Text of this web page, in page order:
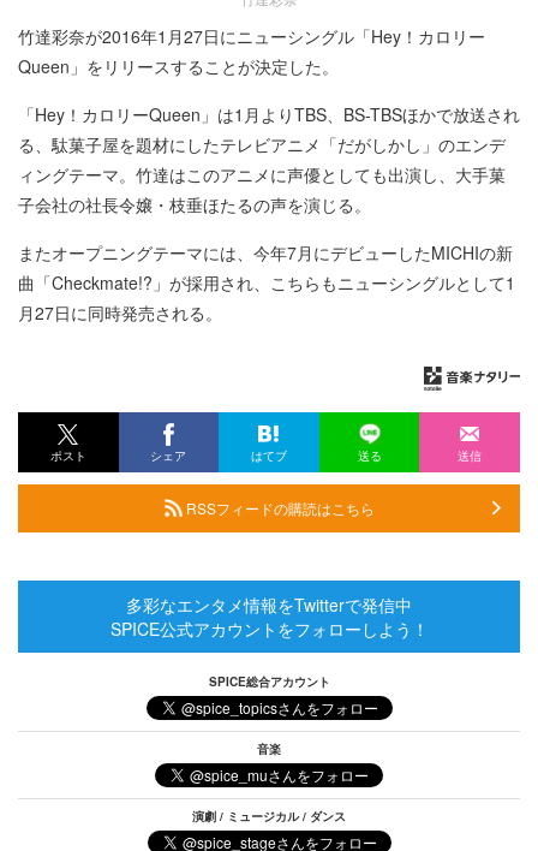
竹達彩奈が2016年1月27日にニューシングル「Hey！カロリー
Queen」をリリースすることが決定した。
「Hey！カロリーQueen」は1月よりTBS、BS-TBSほかで放送され
る、駄菓子屋を題材にしたテレビアニメ「だがしかし」のエンデ
ィングテーマ。竹達はこのアニメに声優としても出演し、大手菓
子会社の社長令嬢・枝垂ほたるの声を演じる。
またオープニングテーマには、今年7月にデビューしたMICHIの新
曲「Checkmate!?」が採用され、こちらもニューシングルとして1
月27日に同時発売される。
ポスト シェア はてブ 送る 送信
RSSフィードの購読はこちら
多彩なエンタメ情報をTwitterで発信中
SPICE公式アカウントをフォローしよう！
SPICE総合アカウント
音楽
演劇 / ミュージカル / ダンス